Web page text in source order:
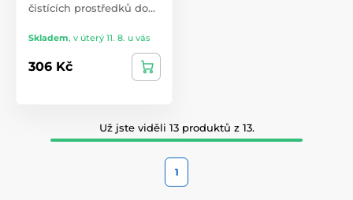
čistících prostředků do…
Skladem, v úterý 11. 8. u vás
306 Kč
Už jste viděli 13 produktů z 13.
1